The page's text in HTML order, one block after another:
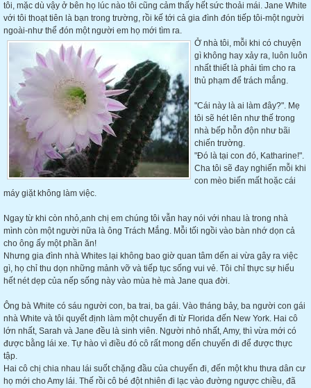
tôi, mặc dù vậy ở bên họ lúc nào tôi cũng cảm thấy hết sức thoải mái. Jane White
với tôi thoạt tiên là bạn trong trường, rồi kế tới cả gia đình đón tiếp tôi-một người
ngoài-như thể đón một người em họ mới tìm ra.
Ở nhà tôi, mỗi khi có chuyện
gì không hay xảy ra, luôn luôn
nhất thiết là phải tìm cho ra
thủ phạm để trách mắng.
"Cái này là ai làm đây?". Mẹ
tôi sẽ hét lên như thế trong
nhà bếp hỗn độn như bãi
chiến trường.
"Đó là tại con đó, Katharine!".
Cha tôi sẽ đay nghiến mỗi khi
con mèo biến mất hoặc cái
máy giặt không làm việc.
Ngay từ khi còn nhỏ,anh chị em chúng tôi vẫn hay nói với nhau là trong nhà
mình còn một người nữa là ông Trách Mắng. Mỗi tối ngồi vào bàn nhớ dọn cả
cho ông ấy một phần ăn!
Nhưng gia đình nhà Whites lại không bao giờ quan tâm dến ai vừa gây ra việc
gì, họ chỉ thu dọn những mảnh vỡ và tiếp tục sống vui vẻ. Tôi chỉ thực sự hiểu
hết nét dẹp của nếp sống này vào mùa hè mà Jane qua đời.
Ông bà White có sáu người con, ba trai, ba gái. Vào tháng bảy, ba người con gái
nhà White và tôi quyết định làm một chuyến đi từ Florida đến New York. Hai cô
lớn nhất, Sarah và Jane đều là sinh viên. Người nhỏ nhất, Amy, thì vừa mới có
được bằng lái xe. Tự hào vì điều đó cô rất mong dến chuyến đi để được thực
tập.
Hai cô chị chia nhau lái suốt chặng đầu của chuyến đi, đến một khu thưa dân cư
họ mới cho Amy lái. Thế rồi cô bé đột nhiên đi lạc vào đường ngược chiều, đã